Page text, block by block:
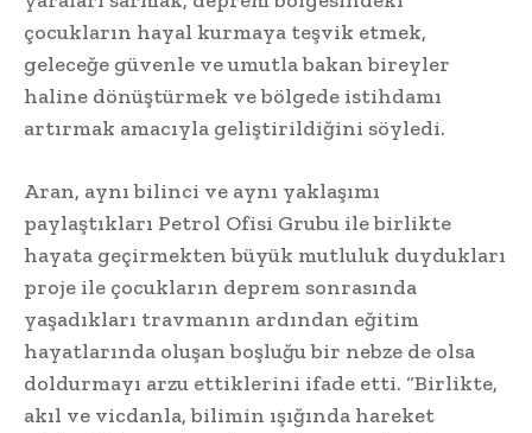
çocukların hayal kurmaya teşvik etmek,
geleceğe güvenle ve umutla bakan bireyler
haline dönüştürmek ve bölgede istihdamı
artırmak amacıyla geliştirildiğini söyledi.
Aran, aynı bilinci ve aynı yaklaşımı
paylaştıkları Petrol Ofisi Grubu ile birlikte
hayata geçirmekten büyük mutluluk duydukları
proje ile çocukların deprem sonrasında
yaşadıkları travmanın ardından eğitim
hayatlarında oluşan boşluğu bir nebze de olsa
doldurmayı arzu ettiklerini ifade etti. “Birlikte,
akıl ve vicdanla, bilimin ışığında hareket